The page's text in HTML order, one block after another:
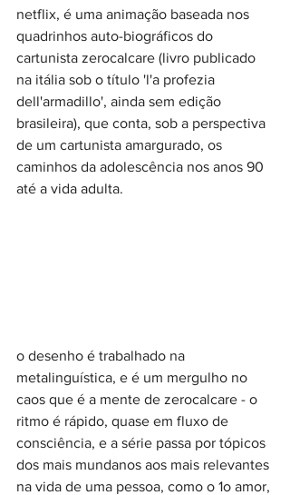
netflix, é uma animação baseada nos
quadrinhos auto-biográficos do
cartunista zerocalcare (livro publicado
na itália sob o título 'l'a profezia
dell'armadillo', ainda sem edição
brasileira), que conta, sob a perspectiva
de um cartunista amargurado, os
caminhos da adolescência nos anos 90
até a vida adulta.⠀
o desenho é trabalhado na
metalinguística, e é um mergulho no
caos que é a mente de zerocalcare - o
ritmo é rápido, quase em fluxo de
consciência, e a série passa por tópicos
dos mais mundanos aos mais relevantes
na vida de uma pessoa, como o 1o amor,